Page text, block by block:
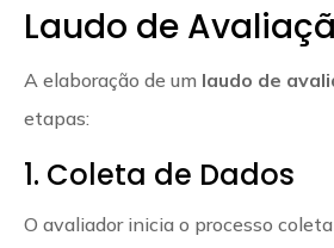
Laudo de
A elaboração de um laudo de
etapas:
1. Coleta de Dados
O avaliador inicia o processo